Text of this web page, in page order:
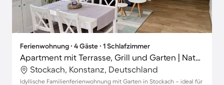
Ferienwohnung ∙ 4 Gäste ∙ 1 Schlafzimmer
Apartment mit Terrasse, Grill und Garten | Naturblick | Perfekt für die Arbeit von Zuhause
Stockach, Konstanz, Deutschland
Idyllische Familienferienwohnung mit Garten in Stockach – ideal für